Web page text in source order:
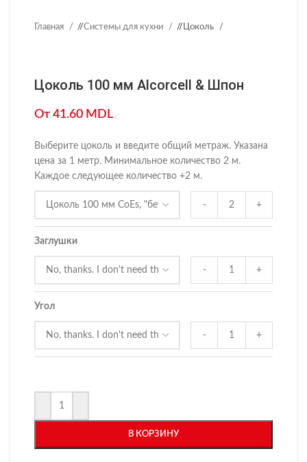
Главная / Системы для кухни / Цоколь
Цоколь 100 мм Alcorcell & Шпон
От 41.60 MDL
Выберите цоколь и введите общий метраж. Указана
цена за 1 метр. Минимальное количество 2 м.
Каждое следующее количество +2 м.
- +
Заглушки
- +
Угол
- +
В КОРЗИНУ